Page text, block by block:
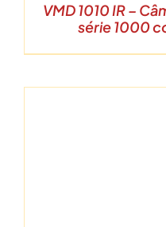
VMD 1010 IR –
série 1000